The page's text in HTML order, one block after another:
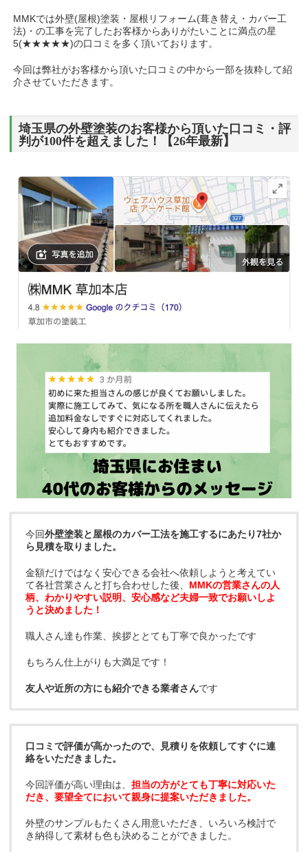
MMKでは外壁(屋根)塗装・屋根リフォーム(葺き替え・カバー工
法)・の工事を完了したお客様からありがたいことに満点の星
5(★★★★★)の口コミを多く頂いております。
今回は弊社がお客様から頂いた口コミの中から一部を抜粋して紹
介させていただきます。
埼玉県の外壁塗装のお客様から頂いた口コミ・評
判が100件を超えました！【26年最新】
今回外壁塗装と屋根のカバー工法を施工するにあたり7社か
ら見積を取りました。
金額だけではなく安心できる会社へ依頼しようと考えてい
て各社営業さんと打ち合わせした後、 MMKの営業さんの人
柄、わかりやすい説明、安心感など夫婦一致でお願いしよ
うと決めました！
職人さん達も作業、挨拶ととても丁寧で良かったです
もちろん仕上がりも大満足です！
友人や近所の方にも紹介できる業者さんです
口コミで評価が高かったので、見積りを依頼してすぐに連
絡をいただきました。
今回評価が高い理由は、担当の方がとても丁寧に対応いた
だき、要望全てにおいて親身に提案いただきました。
外壁のサンプルもたくさん用意いただき、いろいろ検討で
き納得して素材も色も決めることができました。